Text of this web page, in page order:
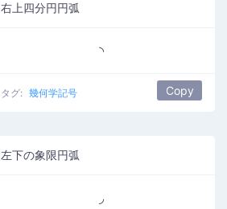
右上四分円円弧
◝
タグ: 幾何学記号 Copy
左下の象限円弧
◞